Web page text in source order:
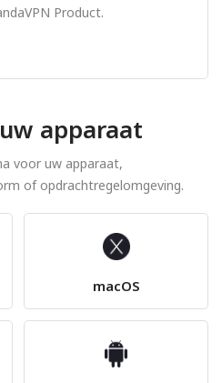
Product.
apparaat
voor uw apparaat,
of opdrachtregelomgeving.
macOS